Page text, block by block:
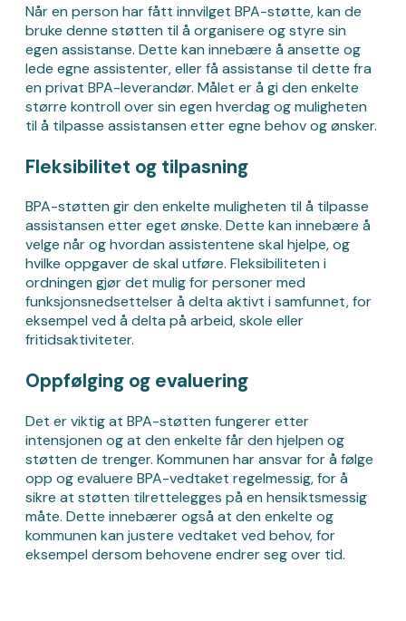
Når en person har fått innvilget BPA-støtte, kan de
bruke denne støtten til å organisere og styre sin
egen assistanse. Dette kan innebære å ansette og
lede egne assistenter, eller få assistanse til dette fra
en privat BPA-leverandør. Målet er å gi den enkelte
større kontroll over sin egen hverdag og muligheten
til å tilpasse assistansen etter egne behov og ønsker.
Fleksibilitet og tilpasning
BPA-støtten gir den enkelte muligheten til å tilpasse
assistansen etter eget ønske. Dette kan innebære å
velge når og hvordan assistentene skal hjelpe, og
hvilke oppgaver de skal utføre. Fleksibiliteten i
ordningen gjør det mulig for personer med
funksjonsnedsettelser å delta aktivt i samfunnet, for
eksempel ved å delta på arbeid, skole eller
fritidsaktiviteter.
Oppfølging og evaluering
Det er viktig at BPA-støtten fungerer etter
intensjonen og at den enkelte får den hjelpen og
støtten de trenger. Kommunen har ansvar for å følge
opp og evaluere BPA-vedtaket regelmessig, for å
sikre at støtten tilrettelegges på en hensiktsmessig
måte. Dette innebærer også at den enkelte og
kommunen kan justere vedtaket ved behov, for
eksempel dersom behovene endrer seg over tid.